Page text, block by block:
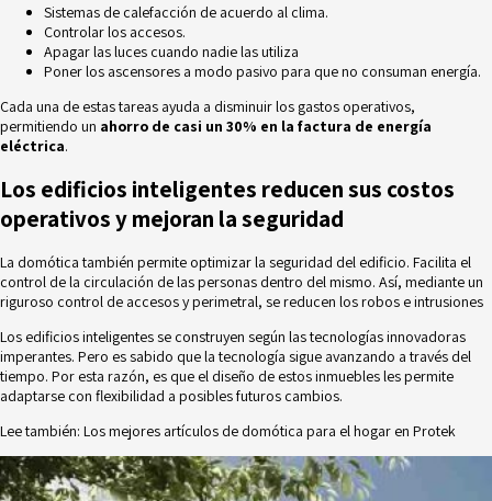
Sistemas de calefacción de acuerdo al clima.
Controlar los accesos.
Apagar las luces cuando nadie las utiliza
Poner los ascensores a modo pasivo para que no consuman energía.
Cada una de estas tareas ayuda a disminuir los gastos operativos,
permitiendo un ahorro de casi un 30% en la factura de energía
eléctrica.
Los edificios inteligentes reducen sus costos
operativos y mejoran la seguridad
La domótica también permite optimizar la seguridad del edificio. Facilita el
control de la circulación de las personas dentro del mismo. Así, mediante un
riguroso control de accesos y perimetral, se reducen los robos e intrusiones
Los edificios inteligentesse construyen según las tecnologías innovadoras
imperantes. Pero es sabido que la tecnología sigue avanzando a través del
tiempo. Por esta razón, es que el diseño de estos inmuebles les permite
adaptarse con flexibilidad a posibles futuros cambios.
Lee también: Los mejores artículos de domótica para el hogar en Protek